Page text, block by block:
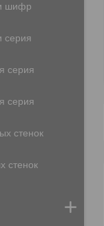
шифр
серия
серия
серия
стенок
стенок